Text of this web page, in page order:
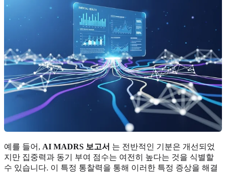
예를 들어, AI MADRS 보고서 는 전반적인 기분은 개선되었
지만 집중력과 동기 부여 점수는 여전히 높다는 것을 식별할
수 있습니다. 이 특정 통찰력을 통해 이러한 특정 증상을 해결